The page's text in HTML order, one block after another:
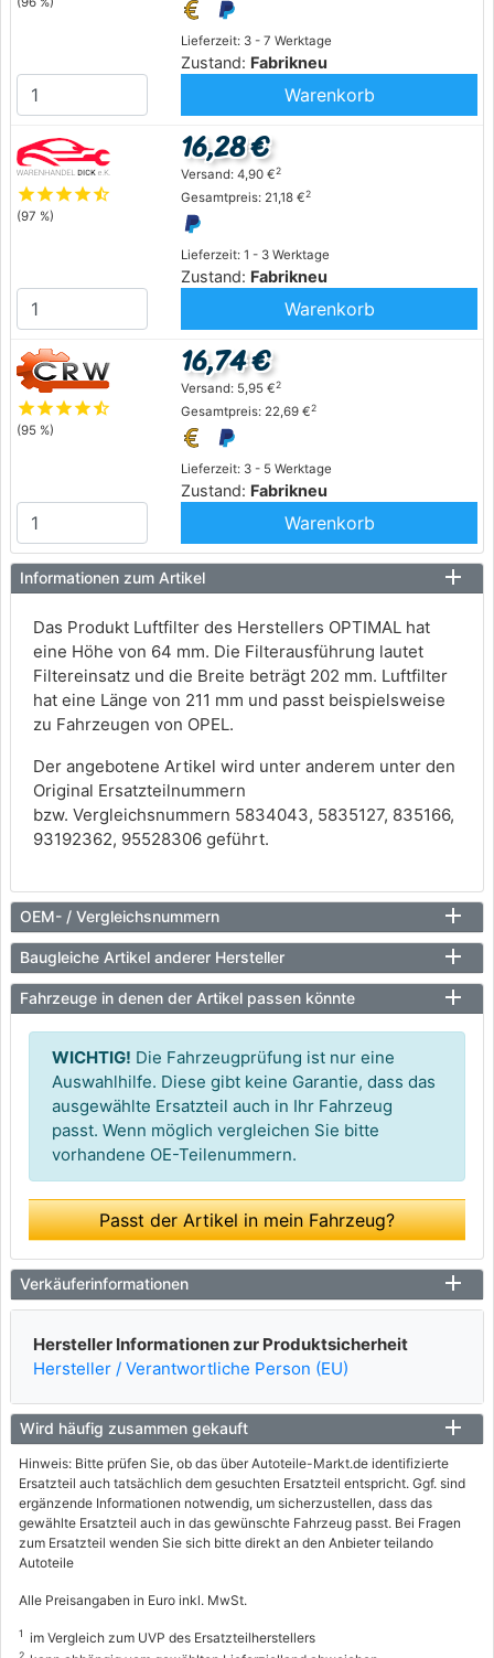
Lieferzeit: 3 - 7 Werktage
Zustand: Fabrikneu
Warenkorb
starstarstarstarstar_half
(97 %)
Lieferzeit: 1 - 3 Werktage
Zustand: Fabrikneu
16,28 €
Versand: 4,90 €2
Gesamtpreis: 21,18 €2
Warenkorb
starstarstarstarstar_half
(95 %)
Lieferzeit: 3 - 5 Werktage
Zustand: Fabrikneu
16,74 €
Versand: 5,95 €2
Gesamtpreis: 22,69 €2
Warenkorb
Informationen zum Artikel
Das Produkt Luftfilter des Herstellers OPTIMAL hat
eine Höhe von 64 mm. Die Filterausführung lautet
Filtereinsatz und die Breite beträgt 202 mm. Luftfilter
hat eine Länge von 211 mm und passt beispielsweise
zu Fahrzeugen von OPEL.
Der angebotene Artikel wird unter anderem unter den
Original Ersatzteilnummern
bzw. Vergleichsnummern 5834043, 5835127, 835166,
93192362, 95528306 geführt.
OEM- / Vergleichsnummern
Baugleiche Artikel anderer Hersteller
Fahrzeuge in denen der Artikel passen könnte
WICHTIG! Die Fahrzeugprüfung ist nur eine
Auswahlhilfe. Diese gibt keine Garantie, dass das
ausgewählte Ersatzteil auch in Ihr Fahrzeug
passt. Wenn möglich vergleichen Sie bitte
vorhandene OE-Teilenummern.
Passt der Artikel in mein Fahrzeug?
Verkäuferinformationen
Hersteller Informationen zur Produktsicherheit
Hersteller / Verantwortliche Person (EU)
Wird häufig zusammen gekauft
Hinweis: Bitte prüfen Sie, ob das über Autoteile-Markt.de identifizierte
Ersatzteil auch tatsächlich dem gesuchten Ersatzteil entspricht. Ggf. sind
ergänzende Informationen notwendig, um sicherzustellen, dass das
gewählte Ersatzteil auch in das gewünschte Fahrzeug passt. Bei Fragen
zum Ersatzteil wenden Sie sich bitte direkt an den Anbieter teilando
Autoteile
Alle Preisangaben in Euro inkl. MwSt.
1 im Vergleich zum UVP des Ersatzteilherstellers
2